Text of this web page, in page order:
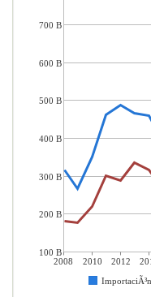
2008 2010 2012
ImportaciÃ³n
700 B
600 B
500 B
400 B
300 B
200 B
100 B